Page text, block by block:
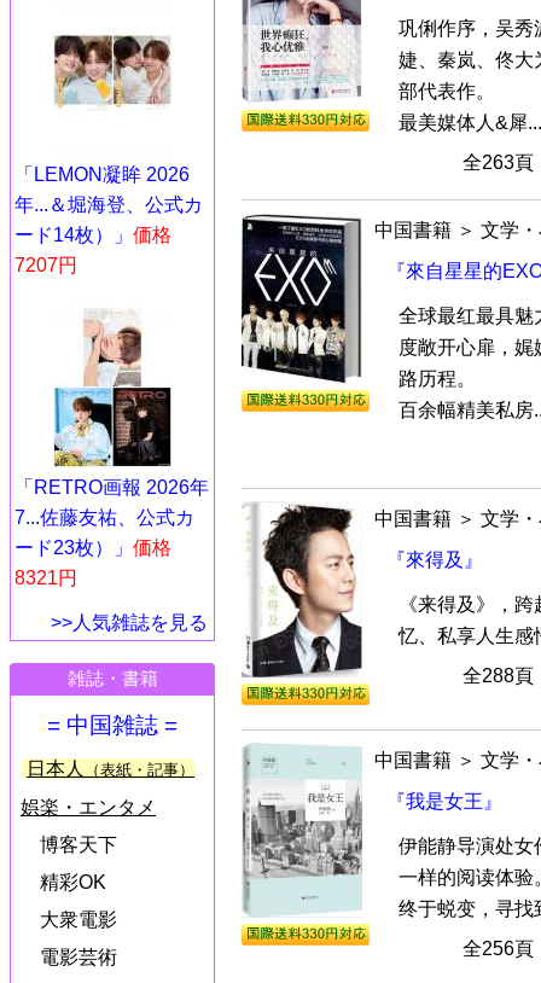
「LEMON凝眸 2026
年...＆堀海登、公式カ
ード14枚）」 価格
7207円
「RETRO画報 2026年
7...佐藤友祐、公式カ
ード23枚）」 価格
8321円
>>人気雑誌を見る
雑誌・書籍
= 中国雑誌 =
日本人 （表紙・記事）
娯楽・エンタメ
博客天下
精彩OK
大衆電影
電影芸術
巩俐作序，吴秀
婕、秦岚、佟
部代表作。
最美媒体人&犀...
全263
中国書籍 ＞ 文学
『來自星星的
全球最红最具魅
度敞开心扉，
路历程。
百余幅精美私房
中国書籍 ＞ 文学
『來得及』
《来得及》，
忆、私享人生感
全288
中国書籍 ＞ 文学
『我是女王』
伊能静导演处女
一样的阅读体验
终于蜕变，寻找
全256